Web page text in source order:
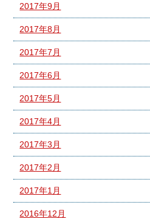
2017年9月
2017年8月
2017年7月
2017年6月
2017年5月
2017年4月
2017年3月
2017年2月
2017年1月
2016年12月